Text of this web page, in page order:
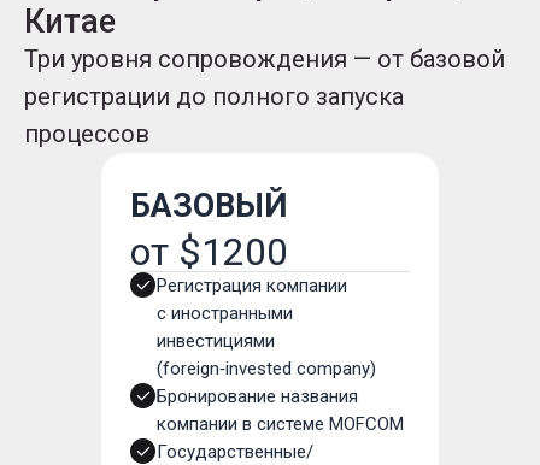
Китае
Три уровня сопровождения — от базовой
регистрации до полного запуска
процессов
БАЗОВЫЙ
от $1200
Регистрация компании
с иностранными
инвестициями
(foreign‑invested company)
Бронирование названия
компании в системе MOFCOM
Государственные/